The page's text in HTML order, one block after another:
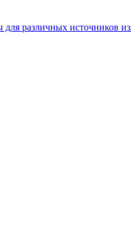
различных источников